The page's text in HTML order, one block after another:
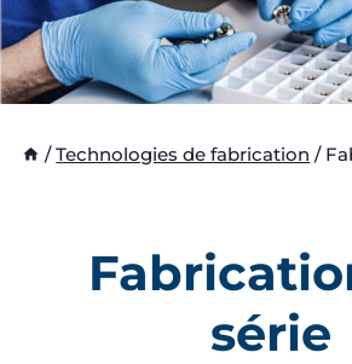
/ Technologies de fabrication /
série